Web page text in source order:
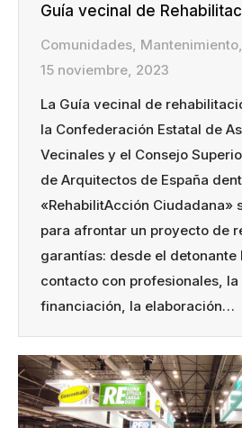
Guía vecinal de
Comunidades Mantenimiento
15 noviembre, 2023
La Guía vecinal de
la Confederación Estatal de
Vecinales y el Consejo
de Arquitectos de España
«RehabilitAcción Ciudadana»
para afrontar un proyecto de
garantías: desde el detonante
contacto con profesionales,
financiación, la elaboración…